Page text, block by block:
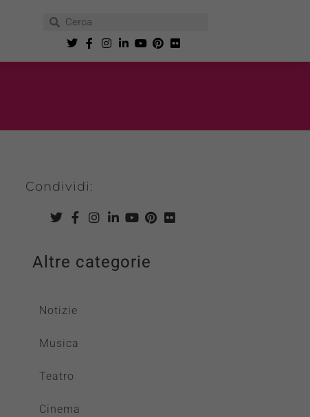
Condividi:
Altre categorie
Notizie
Musica
Teatro
Cinema